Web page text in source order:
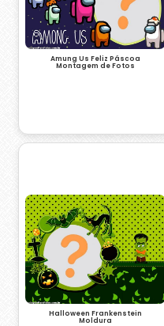
Amung Us Feliz Páscoa
Montagem de Fotos
Halloween Frankenstein
Moldura